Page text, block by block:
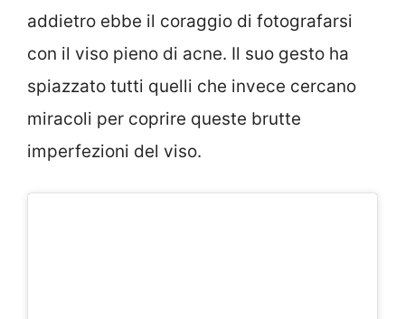
addietro ebbe il coraggio di fotografarsi
con il viso pieno di acne. Il suo gesto ha
spiazzato tutti quelli che invece cercano
miracoli per coprire queste brutte
imperfezioni del viso.